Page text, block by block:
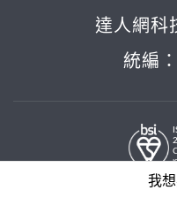
我
達人網科
統編
© 2026